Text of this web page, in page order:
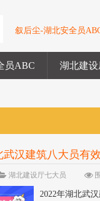
叙后尘-湖北安全员
员ABC 湖北建
武汉建筑八大员有
湖北建设厅七大员
2022年湖北武